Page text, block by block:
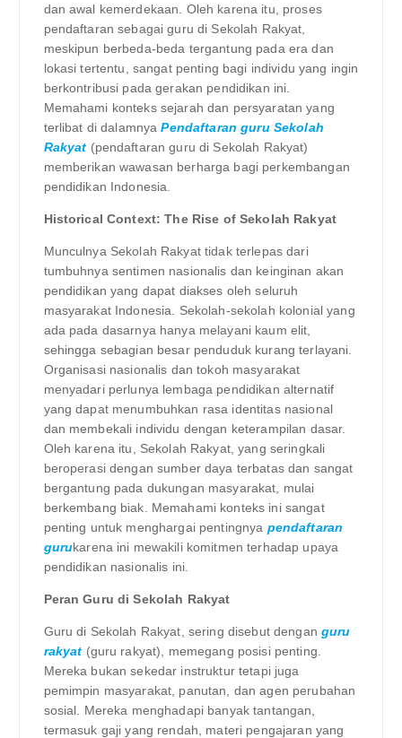
dan awal kemerdekaan. Oleh karena itu, proses
pendaftaran sebagai guru di Sekolah Rakyat,
meskipun berbeda-beda tergantung pada era dan
lokasi tertentu, sangat penting bagi individu yang ingin
berkontribusi pada gerakan pendidikan ini.
Memahami konteks sejarah dan persyaratan yang
terlibat di dalamnyaPendaftaran guru Sekolah
Rakyat (pendaftaran guru di Sekolah Rakyat)
memberikan wawasan berharga bagi perkembangan
pendidikan Indonesia.
Historical Context: The Rise of Sekolah Rakyat
Munculnya Sekolah Rakyat tidak terlepas dari
tumbuhnya sentimen nasionalis dan keinginan akan
pendidikan yang dapat diakses oleh seluruh
masyarakat Indonesia. Sekolah-sekolah kolonial yang
ada pada dasarnya hanya melayani kaum elit,
sehingga sebagian besar penduduk kurang terlayani.
Organisasi nasionalis dan tokoh masyarakat
menyadari perlunya lembaga pendidikan alternatif
yang dapat menumbuhkan rasa identitas nasional
dan membekali individu dengan keterampilan dasar.
Oleh karena itu, Sekolah Rakyat, yang seringkali
beroperasi dengan sumber daya terbatas dan sangat
bergantung pada dukungan masyarakat, mulai
berkembang biak. Memahami konteks ini sangat
penting untuk menghargai pentingnya pendaftaran
gurukarena ini mewakili komitmen terhadap upaya
pendidikan nasionalis ini.
Peran Guru di Sekolah Rakyat
Guru di Sekolah Rakyat, sering disebut dengan guru
rakyat (guru rakyat), memegang posisi penting.
Mereka bukan sekedar instruktur tetapi juga
pemimpin masyarakat, panutan, dan agen perubahan
sosial. Mereka menghadapi banyak tantangan,
termasuk gaji yang rendah, materi pengajaran yang